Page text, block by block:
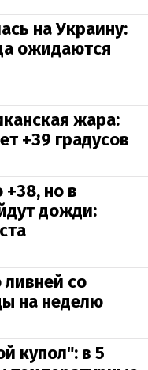
на Украину:
ожидаются
жара:
+39 градусов
но в
дожди:
со
на неделю
купол": в 5